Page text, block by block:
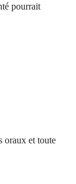
pourrait
oraux et toute